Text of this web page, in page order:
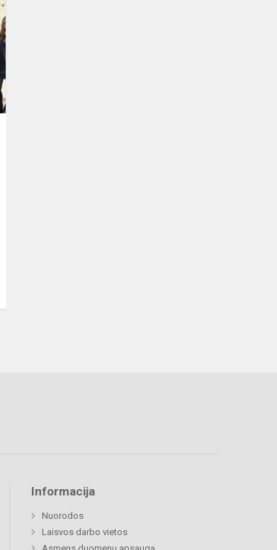
moksleivių
komanda
pasiruošusiI!
Informacija
Nuorodos
Laisvos darbo vietos